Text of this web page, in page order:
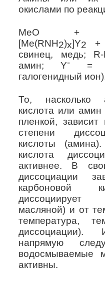
окислами по
MeO
[Me(RNH2)x]Y2 +
свинец, медь; R-
амин;Y- =
галогенидный
То, насколько
кислота или амин
пленкой,
степени
кислоты
кислота
активнее. В
диссоциации
карбоновой
масляной) и от
температура,
диссоциации).
напрямую
водосмываемые
активны.